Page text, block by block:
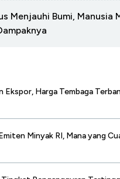
Menjauhi Bumi, Manusia
Ekspor, Harga Tembaga
Minyak RI, Mana yang